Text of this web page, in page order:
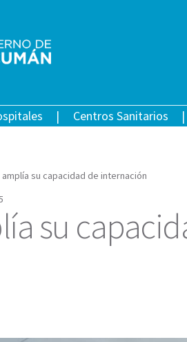
Centros Sanitarios
su capacidad de internación
su